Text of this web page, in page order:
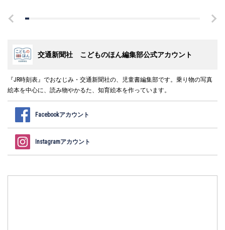
交通新聞社 こどものほん編集部公式アカウント
『JR時刻表』でおなじみ・交通新聞社の、児童書編集部です。乗り物の写真
絵本を中心に、読み物やかるた、知育絵本を作っています。
Facebookアカウント
Instagramアカウント